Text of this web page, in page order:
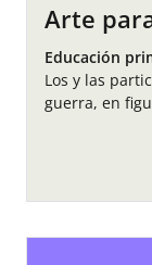
Arte
Educación
Los y las
guerra, en